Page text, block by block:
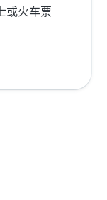
或火车票